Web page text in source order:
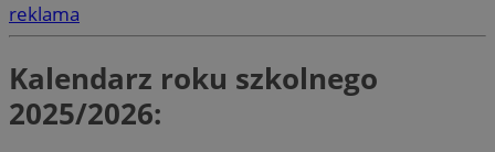
reklama
Kalendarz roku szkolnego
2025/2026: